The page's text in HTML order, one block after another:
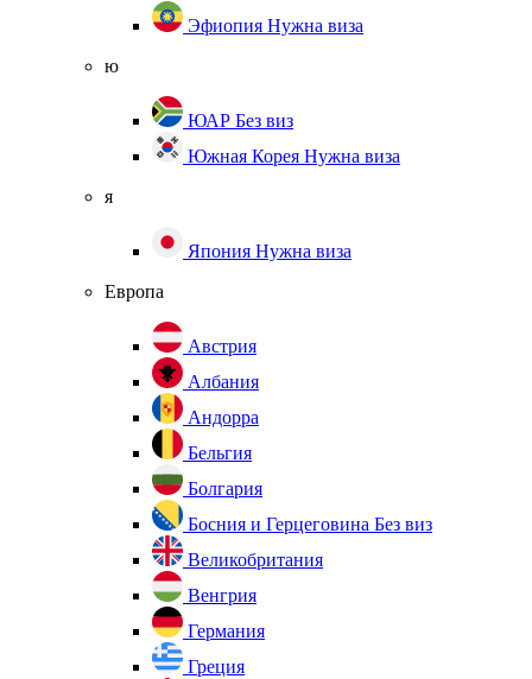
Эфиопия Нужна виза
ю
ЮАР Без виз
Южная Корея Нужна виза
я
Япония Нужна виза
Европа
Австрия
Албания
Андорра
Бельгия
Болгария
Босния и Герцеговина Без виз
Великобритания
Венгрия
Германия
Греция